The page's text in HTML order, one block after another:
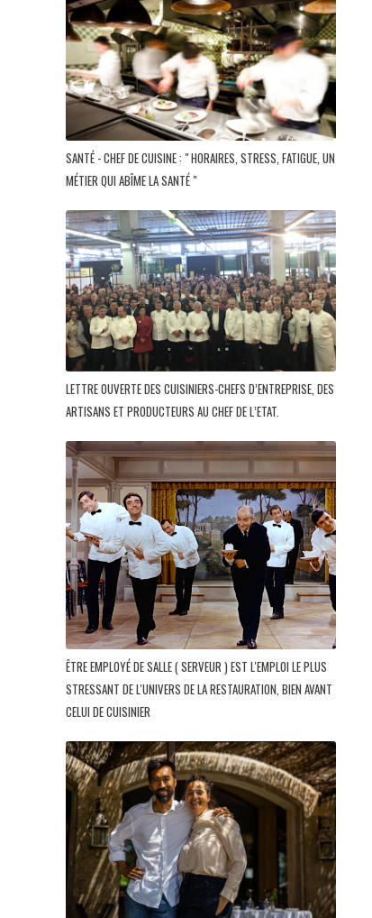
SANTÉ - CHEF DE CUISINE : " HORAIRES, STRESS, FATIGUE, UN
MÉTIER QUI ABÎME LA SANTÉ "
LETTRE OUVERTE DES CUISINIERS-CHEFS D’ENTREPRISE, DES
ARTISANS ET PRODUCTEURS AU CHEF DE L’ETAT.
ÊTRE EMPLOYÉ DE SALLE ( SERVEUR ) EST L'EMPLOI LE PLUS
STRESSANT DE L'UNIVERS DE LA RESTAURATION, BIEN AVANT
CELUI DE CUISINIER